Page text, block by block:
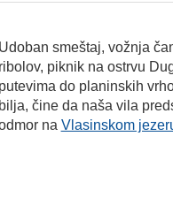
Udoban smeštaj, vožnja
ribolov, piknik na ostrvu
putevima do planinskih
bilja, čine da naša vila
na Vlasinskom